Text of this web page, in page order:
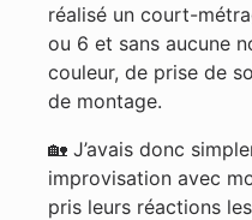
réalisé un court-
ou 6 et sans aucune
couleur, de prise de
de montage.
🏡 J’avais donc
improvisation avec
pris leurs réactions